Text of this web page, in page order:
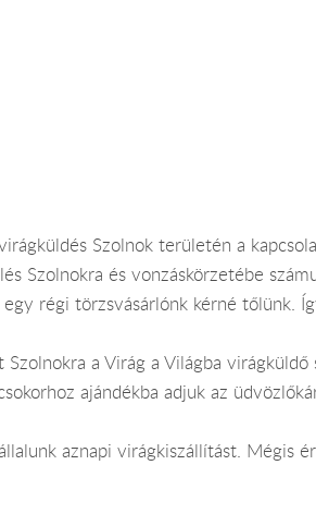
Szolnok területén a
Szolnokra és vonzáskörzetébe
egy régi törzsvásárlónk kérné tőlünk.
Szolnokra a Virág a Világba
ajándékba adjuk az
aznapi virágkiszállítást. Mégis